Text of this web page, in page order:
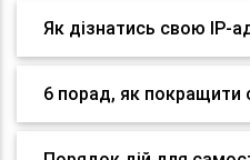
Як дізнатись свою IP-
6 порад, як покращити